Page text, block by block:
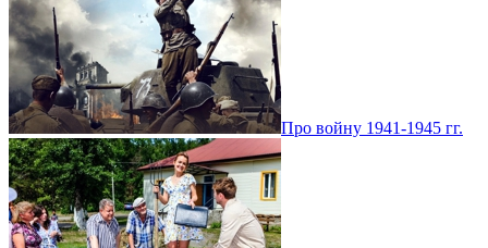
Про войну 1941-1945 гг.